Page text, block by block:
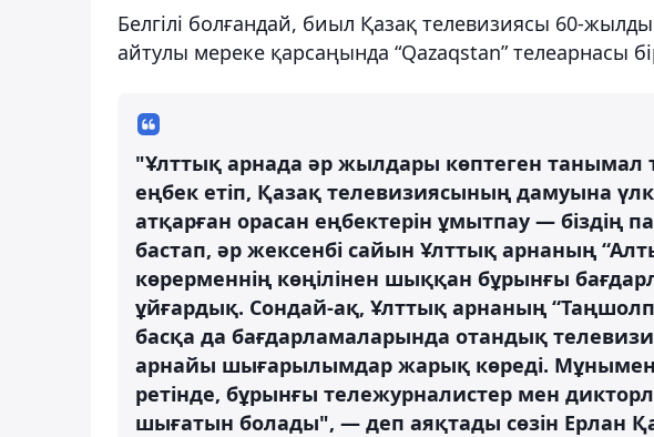
Белгілі болғандай, биыл Қазақ телевизиясы 60-
айтулы мереке қарсаңында “Qazaqstan” телеарнасы
"Ұлттық арнада әр жылдары көптеген танымал
еңбек етіп, Қазақ телевизиясының дамуына
атқарған орасан еңбектерін ұмытпау —
бастап, әр жексенбі сайын Ұлттық арнаның
көрерменнің көңілінен шыққан бұрынғы
ұйғардық. Сондай-ақ, Ұлттық арнаның
басқа да бағдарламаларында отандық
арнайы шығарылымдар жарық көреді. Мұнымен
ретінде, бұрынғы тележурналистер мен
шығатын болады", — деп аяқтады сөзін Ерлан